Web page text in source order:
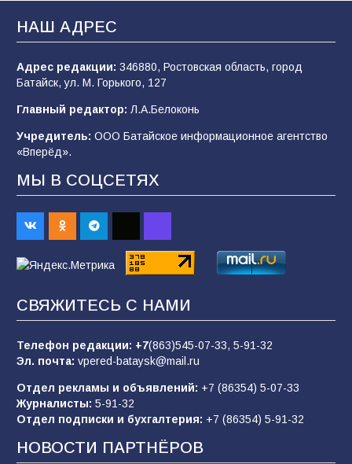
В Батайске продолжаются дорожные работы
108 04.08.2026
строительные профессии в ходе
спортивного праздника
90
Батайским спортсменам вручили награды
Евгений Остапенко
Батайчане вышли в финал Всероссийского
конкурса «Большая перемена»
НАШ АДРЕС
Адрес редакции: 346880, Ростовская область, город
Батайск, ул. М. Горького, 127
Главный редактор: Л.А.Белоконь
Учредитель: ООО Батайское информационное агентство
«Вперёд».
МЫ В СОЦСЕТЯХ
СВЯЖИТЕСЬ С НАМИ
Телефон редакции: +7(863)545-07-33, 5-91-32
Эл. почта: vpered-bataysk@mail.ru
Отдел рекламы и объявлений: +7 (86354) 5-07-33
Журналисты: 5-91-32
Отдел подписки и бухгалтерия: +7 (86354) 5-91-32
НОВОСТИ ПАРТНЁРОВ